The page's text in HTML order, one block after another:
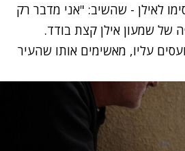
לאילן - שהשיב: "אני מדבר רק
של שמעון אילן קצת בודד.
עליו, מאשימים אותו שהעיר